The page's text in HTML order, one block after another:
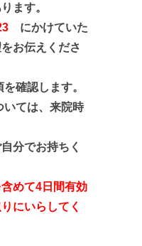
ます。
にかけていた
お伝えくださ
確認します。
ては、来院時
でお持ちく
めて4日間有効
にいらしてく